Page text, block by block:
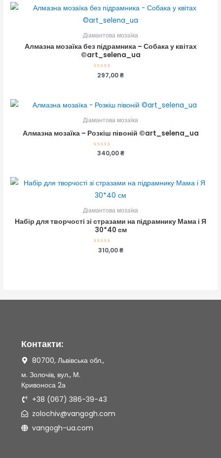
Діамантова мозаїка
Алмазна мозаїка без підрамника – Собака у квітах
©art_selena_ua
Оцінено
297,00₴
Діамантова мозаїка
Алмазна мозаїка – Розкіш півоній ©art_selena_ua
Оцінено
340,00₴
Діамантова мозаїка
Набір для творчості зі стразами на підрамнику Мама і Я
30*40 см
Оцінено
310,00₴
Контакти:
80700, Львівська обл.,
м. Золочів, вул., М.
Кривоноса 2а
+38 (067) 386-39-43
zolochiv@vangogh.com
vangogh-ua.com